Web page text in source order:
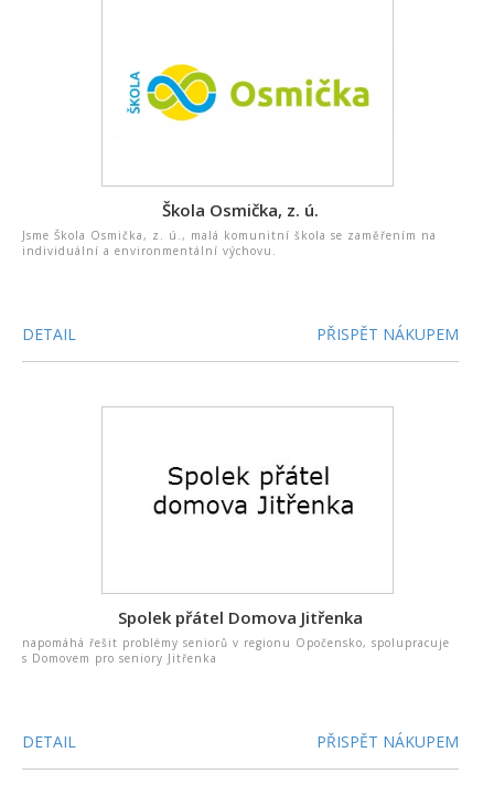
Škola Osmička, z. ú.
Jsme Škola Osmička, z. ú., malá komunitní škola se zaměřením na
individuální a environmentální výchovu.
DETAIL PŘISPĚT NÁKUPEM
Spolek přátel Domova Jitřenka
napomáhá řešit problémy seniorů v regionu Opočensko, spolupracuje
s Domovem pro seniory Jitřenka
DETAIL PŘISPĚT NÁKUPEM